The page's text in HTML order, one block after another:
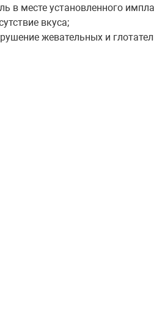
в месте установленного
вкуса;
жевательных и